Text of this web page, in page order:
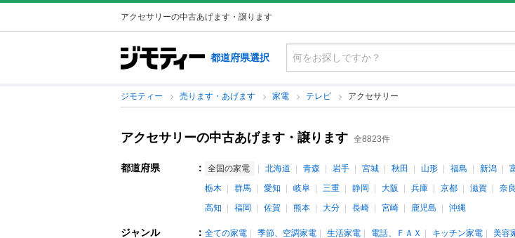
アクセサリーの中古あげます・譲ります
都道府県選択
ジモティー 売ります・あげます 家電 テレビ アクセサリー
アクセサリーの中古あげます・譲ります 全8823件
都道府県 ： 全国の家電 北海道 青森 岩手 宮城 秋田 山形 福島 新潟
栃木
群馬 愛知 岐阜 三重 静岡 大阪 兵庫 京都 滋賀 奈良
高知
福岡 佐賀 熊本 大分 長崎 宮崎 鹿児島 沖縄
ジャンル ： 全ての家電 季節、空調家電 生活家電 電話、ＦＡＸ キッチン家電 美容